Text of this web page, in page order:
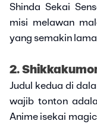
Shinda Sekai
misi melawan
yang semakin
2.
Judul kedua di
wajib tonton
Anime isekai